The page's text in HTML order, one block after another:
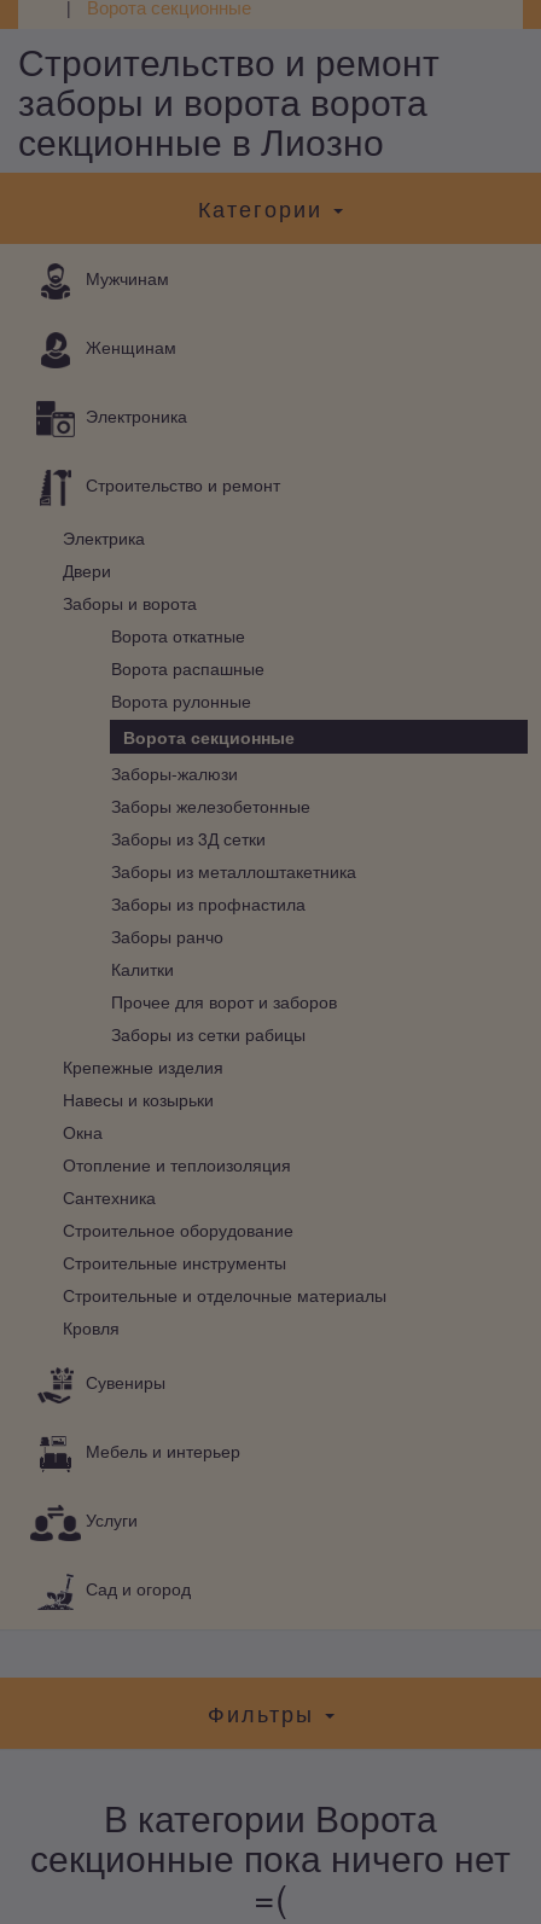
Ворота секционные
Строительство и ремонт
заборы и ворота ворота
секционные в Лиозно
Категории
Мужчинам
Женщинам
Электроника
Строительство и ремонт
Электрика
Двери
Заборы и ворота
Ворота откатные
Ворота распашные
Ворота рулонные
Ворота секционные
Заборы-жалюзи
Заборы железобетонные
Заборы из 3Д сетки
Заборы из металлоштакетника
Заборы из профнастила
Заборы ранчо
Калитки
Прочее для ворот и заборов
Заборы из сетки рабицы
Крепежные изделия
Навесы и козырьки
Окна
Отопление и теплоизоляция
Сантехника
Строительное оборудование
Строительные инструменты
Строительные и отделочные материалы
Кровля
Сувениры
Мебель и интерьер
Услуги
Сад и огород
Фильтры
В категории Ворота
секционные пока ничего нет
=(